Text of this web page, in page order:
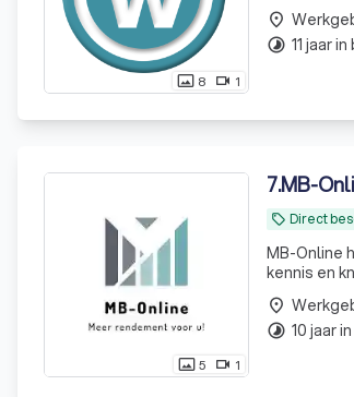
photo_size_select_actual 8 videocam 1
activiteiten.
place
timelapse 11 jaar
photo_size_select_actual5 videocam 1
7.MB-
local_offer Direct
MB-Online
kennis en
place
timelapse 10 jaar